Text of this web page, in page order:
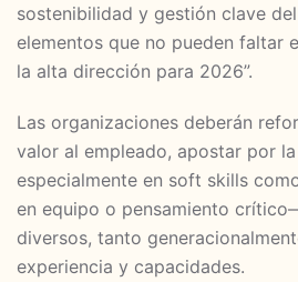
sostenibilidad y gestión clave
elementos que no pueden faltar
la alta dirección para 2026”.
Las organizaciones deberán
valor al empleado, apostar por
especialmente en soft skills
en equipo o pensamiento
diversos, tanto
experiencia y capacidades.